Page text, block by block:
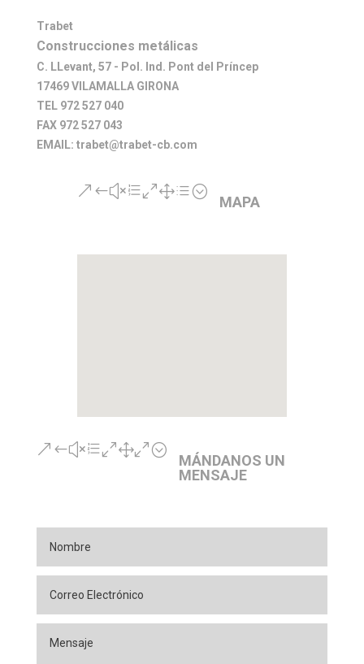
Trabet
Construcciones metálicas
C. LLevant, 57 - Pol. Ind. Pont del Príncep
17469 VILAMALLA GIRONA
TEL 972 527 040
FAX 972 527 043
EMAIL: trabet@trabet-cb.com
&#xe01d;
MAPA
&#xe010;
MÁNDANOS UN
MENSAJE